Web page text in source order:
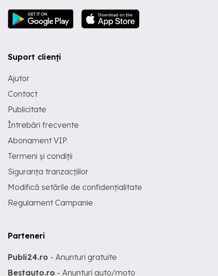
Suport clienți
Ajutor
Contact
Publicitate
Întrebări frecvente
Abonament VIP
Termeni și condiții
Siguranța tranzacțiilor
Modifică setările de confidențialitate
Regulament Campanie
Parteneri
Publi24.ro - Anunturi gratuite
Bestauto.ro - Anunturi auto/moto